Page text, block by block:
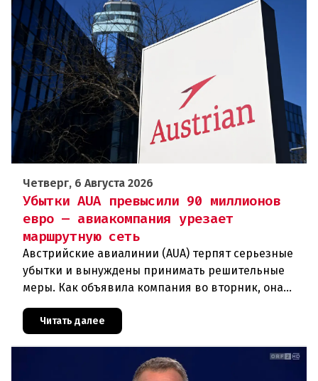
Четверг, 6 Августа 2026
Убытки AUA превысили 90 миллионов
евро — авиакомпания урезает
маршрутную сеть
Австрийские авиалинии (AUA) терпят серьезные
убытки и вынуждены принимать решительные
меры. Как объявила компания во вторник, она
Грац.Причиной столь жесткой экономии
Читать далее